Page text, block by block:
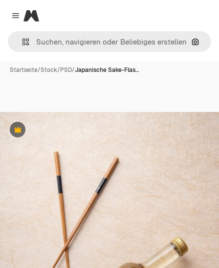
Close menu
Magnific
Nach
Startseite/Stock/PSD/Japanische Sake-Flas…
Premium